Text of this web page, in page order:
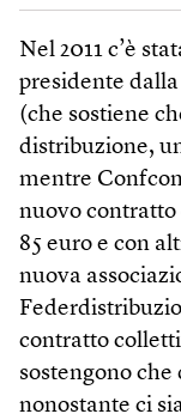
Nel 2011 c’è
presidente
(che sostiene
distribuzione,
mentre
nuovo contratto
85 euro e con
nuova
contratto
sostengono
nonostante ci